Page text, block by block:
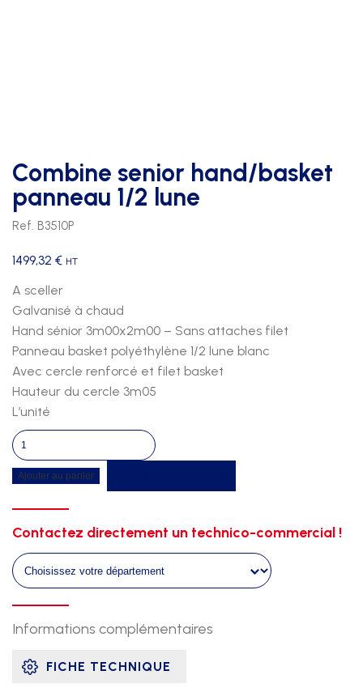
Combine senior hand/basket
panneau 1/2 lune
Ref. B3510P
1499,32 € HT
A sceller
Galvanisé à chaud
Hand sénior 3m00x2m00 – Sans attaches filet
Panneau basket polyéthylène 1/2 lune blanc
Avec cercle renforcé et filet basket
Hauteur du cercle 3m05
L’unité
quantité
de
Combine
panneau
1/2
lune
Ajouter au panier
Contactez directement un technico-commercial !
Informations complémentaires
FICHE TECHNIQUE